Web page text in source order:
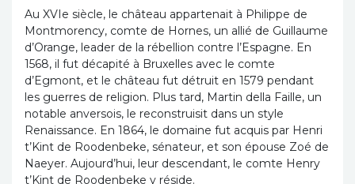
Au XVIe siècle, le château appartenait à Philippe de
Montmorency, comte de Hornes, un allié de Guillaume
d’Orange, leader de la rébellion contre l’Espagne. En
1568, il fut décapité à Bruxelles avec le comte
d’Egmont, et le château fut détruit en 1579 pendant
les guerres de religion. Plus tard, Martin della Faille, un
notable anversois, le reconstruisit dans un style
Renaissance. En 1864, le domaine fut acquis par Henri
t’Kint de Roodenbeke, sénateur, et son épouse Zoé de
Naeyer. Aujourd’hui, leur descendant, le comte Henry
t’Kint de Roodenbeke y réside.